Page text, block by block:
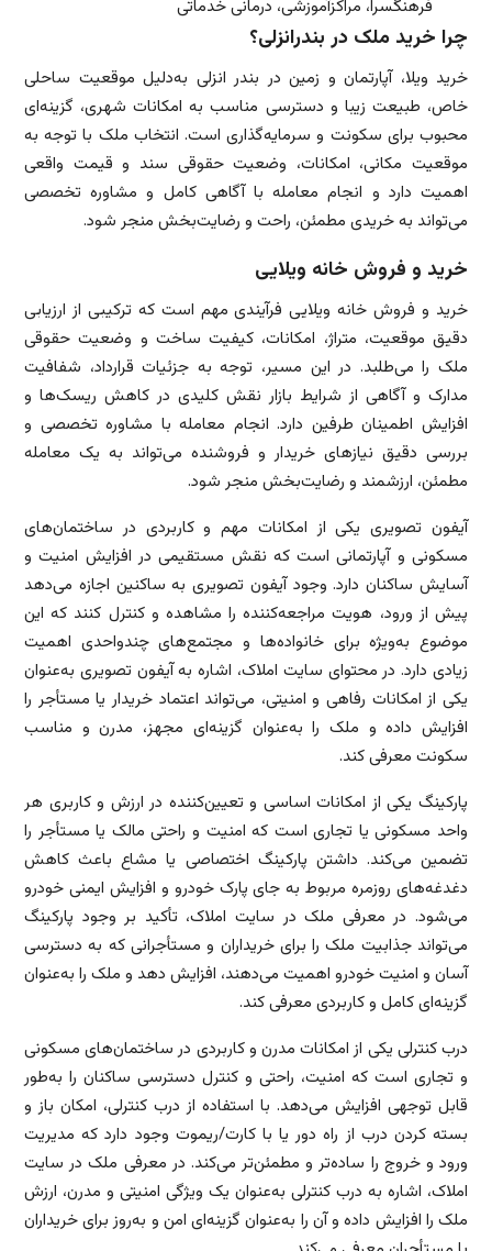
فرهنگسرا، مراکزآموزشی، درمانی خدماتی
چرا خرید ملک در بندرانزلی؟
خرید ویلا، آپارتمان و زمین در بندر انزلی به‌دلیل موقعیت ساحلی
خاص، طبیعت زیبا و دسترسی مناسب به امکانات شهری، گزینه‌ای
محبوب برای سکونت و سرمایه‌گذاری است. انتخاب ملک با توجه به
موقعیت مکانی، امکانات، وضعیت حقوقی سند و قیمت واقعی
اهمیت دارد و انجام معامله با آگاهی کامل و مشاوره تخصصی
می‌تواند به خریدی مطمئن، راحت و رضایت‌بخش منجر شود.
خرید و فروش خانه ویلایی
خرید و فروش خانه ویلایی فرآیندی مهم است که ترکیبی از ارزیابی
دقیق موقعیت، متراژ، امکانات، کیفیت ساخت و وضعیت حقوقی
ملک را می‌طلبد. در این مسیر، توجه به جزئیات قرارداد، شفافیت
مدارک و آگاهی از شرایط بازار نقش کلیدی در کاهش ریسک‌ها و
افزایش اطمینان طرفین دارد. انجام معامله با مشاوره تخصصی و
بررسی دقیق نیازهای خریدار و فروشنده می‌تواند به یک معامله
مطمئن، ارزشمند و رضایت‌بخش منجر شود.
آیفون تصویری یکی از امکانات مهم و کاربردی در ساختمان‌های
مسکونی و آپارتمانی است که نقش مستقیمی در افزایش امنیت و
آسایش ساکنان دارد. وجود آیفون تصویری به ساکنین اجازه می‌دهد
پیش از ورود، هویت مراجعه‌کننده را مشاهده و کنترل کنند که این
موضوع به‌ویژه برای خانواده‌ها و مجتمع‌های چندواحدی اهمیت
زیادی دارد. در محتوای سایت املاک، اشاره به آیفون تصویری به‌عنوان
یکی از امکانات رفاهی و امنیتی، می‌تواند اعتماد خریدار یا مستأجر را
افزایش داده و ملک را به‌عنوان گزینه‌ای مجهز، مدرن و مناسب
سکونت معرفی کند.
پارکینگ یکی از امکانات اساسی و تعیین‌کننده در ارزش و کاربری هر
واحد مسکونی یا تجاری است که امنیت و راحتی مالک یا مستأجر را
تضمین می‌کند. داشتن پارکینگ اختصاصی یا مشاع باعث کاهش
دغدغه‌های روزمره مربوط به جای پارک خودرو و افزایش ایمنی خودرو
می‌شود. در معرفی ملک در سایت املاک، تأکید بر وجود پارکینگ
می‌تواند جذابیت ملک را برای خریداران و مستأجرانی که به دسترسی
آسان و امنیت خودرو اهمیت می‌دهند، افزایش دهد و ملک را به‌عنوان
گزینه‌ای کامل و کاربردی معرفی کند.
درب کنترلی یکی از امکانات مدرن و کاربردی در ساختمان‌های مسکونی
و تجاری است که امنیت، راحتی و کنترل دسترسی ساکنان را به‌طور
قابل توجهی افزایش می‌دهد. با استفاده از درب کنترلی، امکان باز و
بسته کردن درب از راه دور یا با کارت/ریموت وجود دارد که مدیریت
ورود و خروج را ساده‌تر و مطمئن‌تر می‌کند. در معرفی ملک در سایت
املاک، اشاره به درب کنترلی به‌عنوان یک ویژگی امنیتی و مدرن، ارزش
ملک را افزایش داده و آن را به‌عنوان گزینه‌ای امن و به‌روز برای خریداران